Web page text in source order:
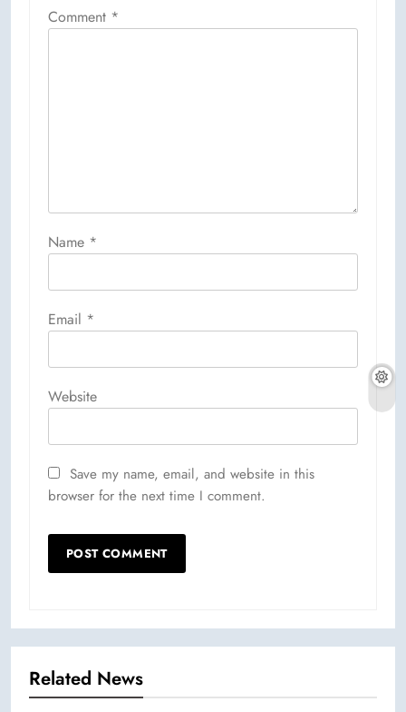
Comment *
Name *
Email *
Website
Save my name, email, and website in this
browser for the next time I comment.
Related News